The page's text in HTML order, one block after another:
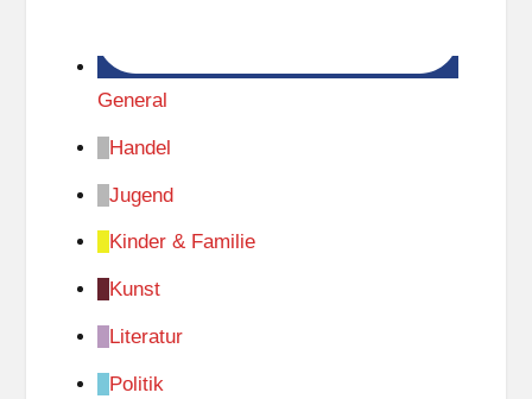
General
Handel
Jugend
Kinder & Familie
Kunst
Literatur
Politik